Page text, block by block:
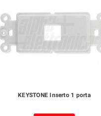
KEYSTONE Inserto 1 porta